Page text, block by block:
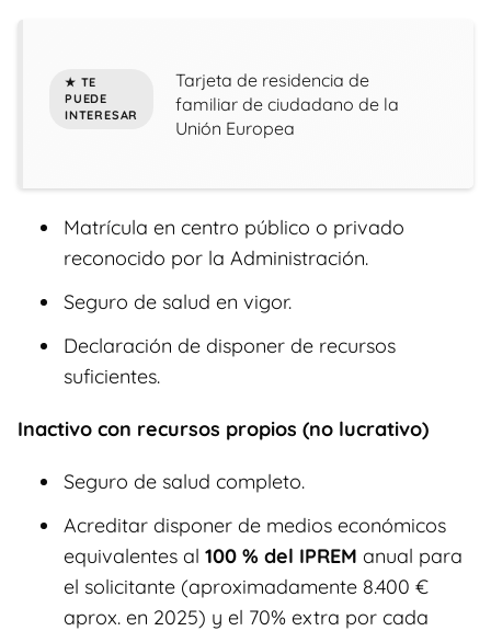
Tarjeta de residencia de
familiar de ciudadano de la
Unión Europea
Matrícula en centro público o privado
reconocido por la Administración.
Seguro de salud en vigor.
Declaración de disponer de recursos
suficientes.
Inactivo con recursos propios (no lucrativo)
Seguro de salud completo.
Acreditar disponer de medios económicos
equivalentes al 100 % del IPREM anual para
el solicitante (aproximadamente 8.400 €
aprox. en 2025) y el 70% extra por cada